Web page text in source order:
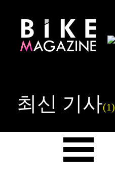
최신 기사(1)